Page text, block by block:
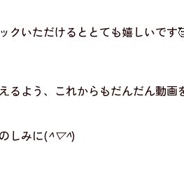
クいただけるととても嬉しいです
るよう、これからもだんだん動画
しみに(^▽^)